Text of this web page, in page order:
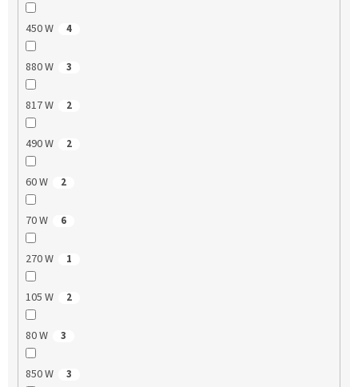
450 W 4
880 W 3
817 W 2
490 W 2
60 W 2
70 W 6
270 W 1
105 W 2
80 W 3
850 W 3